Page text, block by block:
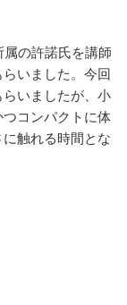
の許諾氏を講師
いました。今回
いましたが、小
コンパクトに体
触れる時間とな